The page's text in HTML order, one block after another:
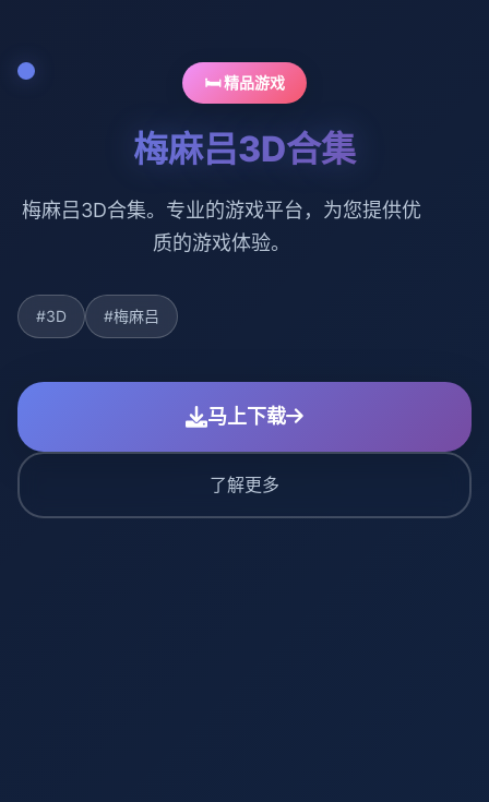
🛏️ 精品游戏
梅麻吕3D合集
梅麻吕3D合集。专业的游戏平台，为您提供优
质的游戏体验。
#3D #梅麻吕
马上下载
了解更多